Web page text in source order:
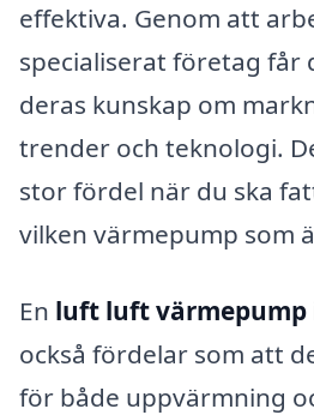
effektiva. Genom att
specialiserat företag får
deras kunskap om
trender och teknologi.
stor fördel när du ska
vilken värmepump som
En luft luft värmepump
också fördelar som att
för både uppvärmning